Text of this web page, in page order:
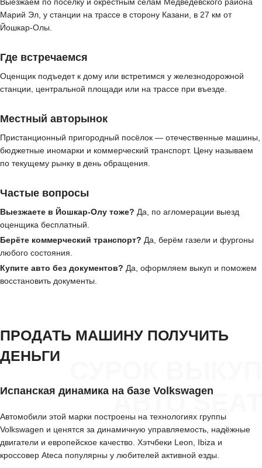
Марий Эл, у станции на трассе в сторону Казани, в 27 км от
Йошкар-Олы.
Где встречаемся
Оценщик подъедет к дому или встретимся у железнодорожной
станции, центральной площади или на трассе при въезде.
Местный авторынок
Пристанционный пригородный посёлок — отечественные машины,
бюджетные иномарки и коммерческий транспорт. Цену называем
по текущему рынку в день обращения.
Частые вопросы
Выезжаете в Йошкар-Олу тоже? Да, по агломерации выезд
оценщика бесплатный.
Берёте коммерческий транспорт? Да, берём газели и фургоны
любого состояния.
Купите авто без документов? Да, оформляем выкуп и поможем
восстановить документы.
АВТО SEAT
ПРОДАТЬ МАШИНУ ПОЛУЧИТЬ
ДЕНЬГИ
Испанская динамика на базе Volkswagen
Автомобили этой марки построены на технологиях группы
Volkswagen и ценятся за динамичную управляемость, надёжные
двигатели и европейское качество. Хэтчбеки Leon, Ibiza и
кроссовер Ateca популярны у любителей активной езды.